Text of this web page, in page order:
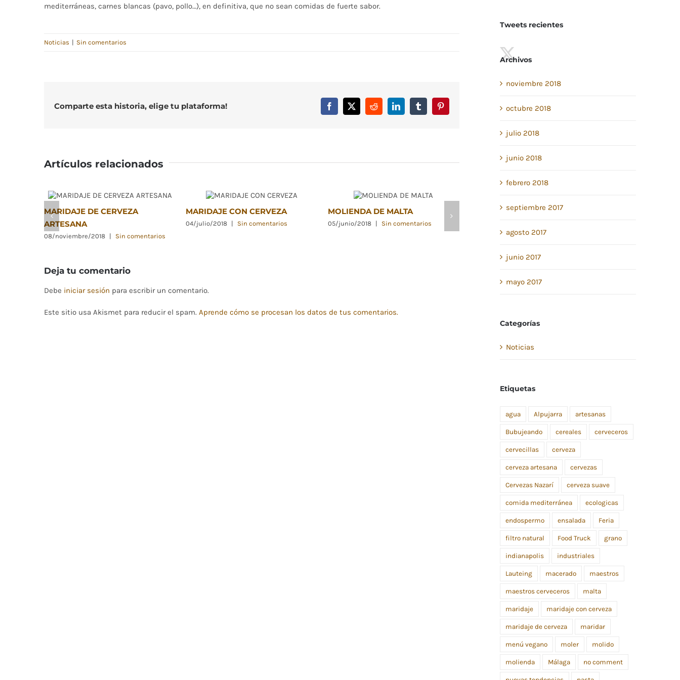
mediterráneas, carnes blancas (pavo, pollo…), en definitiva, que no sean comidas de fuerte sabor.
Noticias | Sin comentarios
Comparte esta historia, elige tu plataforma! Facebook
X RedditLinkedInTumblrPinterest
Artículos relacionados
MARIDAJE DE CERVEZA
ARTESANA
08/noviembre/2018 | Sin comentarios
MARIDAJE CON CERVEZA
04/julio/2018 | Sin comentarios
MOLIENDA DE MALTA
05/junio/2018 | Sin comentarios
GRANO CERVEZA
Deja tu comentario
Debe iniciar sesión para escribir un comentario.
Este sitio usa Akismet para reducir el spam. Aprende cómo se procesan los datos de tus comentarios.
Tweets recientes
Archivos
noviembre 2018
octubre 2018
julio 2018
junio 2018
febrero 2018
septiembre 2017
agosto 2017
junio 2017
mayo 2017
Categorías
Noticias
Etiquetas
agua Alpujarra artesanas
Bubujeando cereales cerveceros
cervecillas cerveza
cerveza artesana cervezas
Cervezas Nazarí cerveza suave
comida mediterránea ecologicas
endospermo ensalada Feria
filtro natural Food Truck grano
indianapolis industriales
Lauteing macerado maestros
maestros cerveceros malta
maridaje maridaje con cerveza
maridaje de cerveza maridar
menú vegano moler molido
molienda Málaga no comment